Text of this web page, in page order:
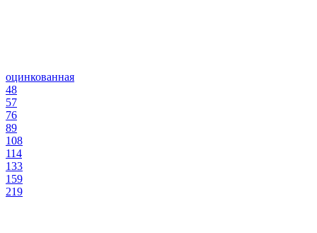
оцинкованная
48
57
76
89
108
114
133
159
219